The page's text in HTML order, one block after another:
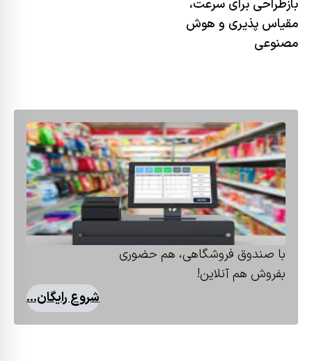
بازطراحی برای سرعت،
مقیاس پذیری و هوش
مصنوعی
با صندوق فروشگاهی، هم حضوری
بفروش هم آنلاین!
شروع رایگان...